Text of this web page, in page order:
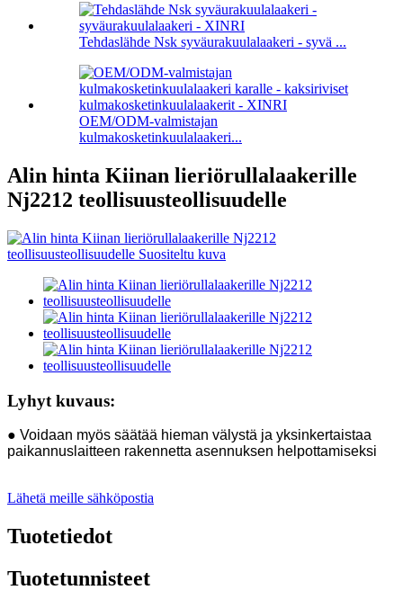
Tehdaslähde Nsk syväurakuulalaakeri - syvä ...
OEM/ODM-valmistajan
kulmakosketinkuulalaakeri...
Alin hinta Kiinan lieriörullalaakerille
Nj2212 teollisuusteollisuudelle
Lyhyt kuvaus:
● Voidaan myös säätää hieman välystä ja yksinkertaistaa
paikannuslaitteen rakennetta asennuksen helpottamiseksi
Lähetä meille sähköpostia
Tuotetiedot
Tuotetunnisteet